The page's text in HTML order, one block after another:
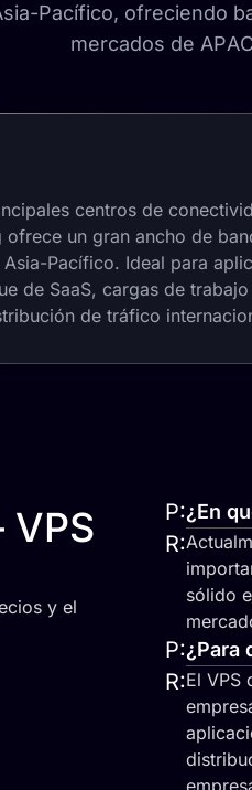
Pacífico, ofreciendo
mercados de
centros de
ofrece un gran ancho de
Pacífico. Ideal para
de SaaS, cargas de
de tráfico
y el
P:¿En
R:
sólido
P:¿Para
R:El VPS